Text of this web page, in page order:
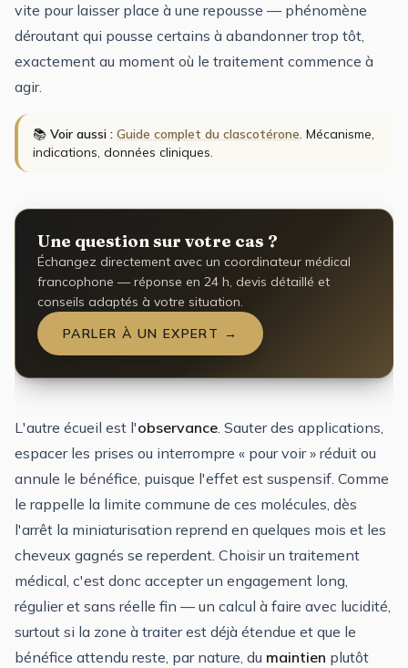
vite pour laisser place à une repousse — phénomène
déroutant qui pousse certains à abandonner trop tôt,
exactement au moment où le traitement commence à
agir.
📚 Voir aussi : Guide complet du clascotérone. Mécanisme,
indications, données cliniques.
Une question sur votre cas ?
Échangez directement avec un coordinateur médical
francophone — réponse en 24 h, devis détaillé et
conseils adaptés à votre situation.
PARLER À UN EXPERT →
L'autre écueil est l'observance. Sauter des applications,
espacer les prises ou interrompre « pour voir » réduit ou
annule le bénéfice, puisque l'effet est suspensif. Comme
le rappelle la limite commune de ces molécules, dès
l'arrêt la miniaturisation reprend en quelques mois et les
cheveux gagnés se reperdent. Choisir un traitement
médical, c'est donc accepter un engagement long,
régulier et sans réelle fin — un calcul à faire avec lucidité,
surtout si la zone à traiter est déjà étendue et que le
bénéfice attendu reste, par nature, du maintien plutôt